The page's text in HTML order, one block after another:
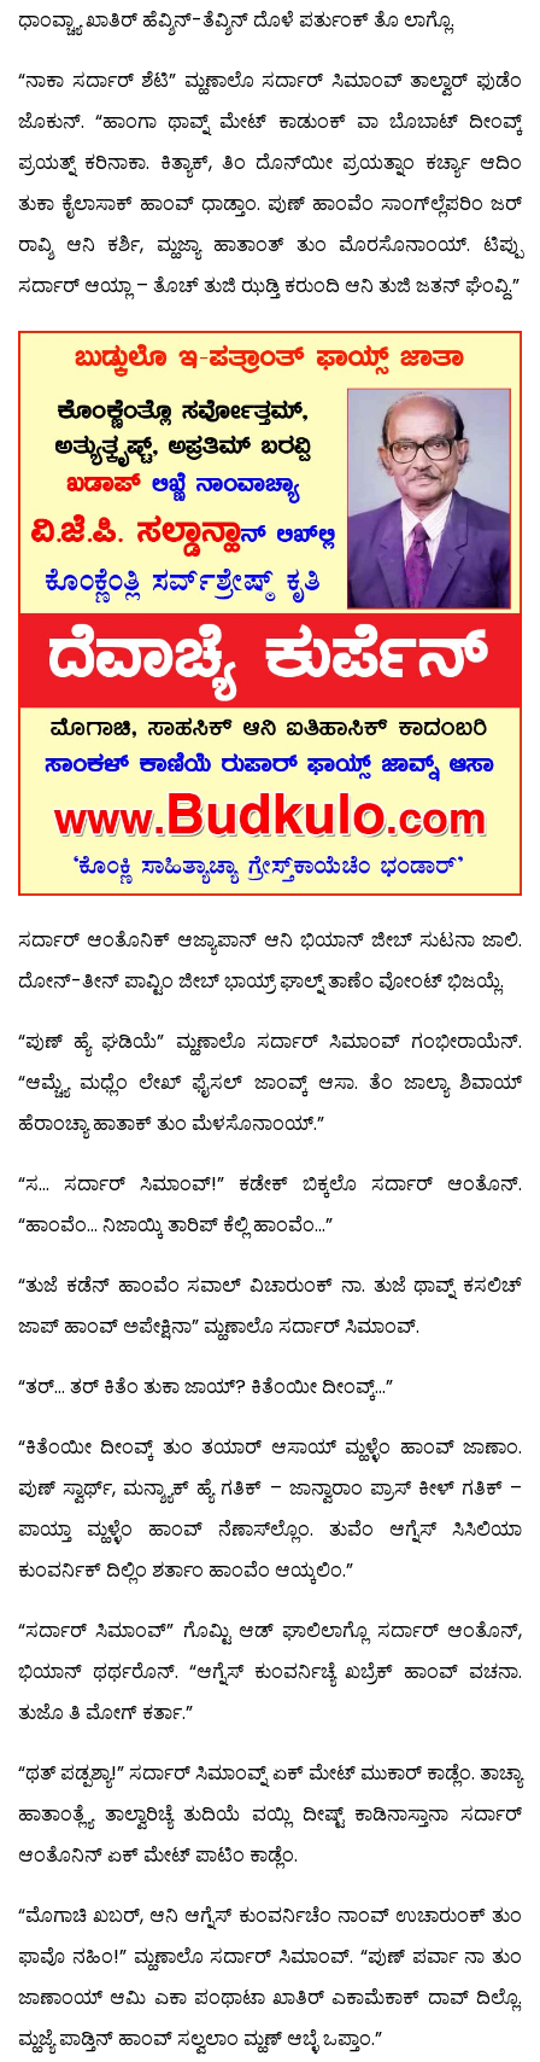
ಧಾಂವ್ಚ್ಯಾ ಖಾತಿರ್ ಹೆವ್ಶಿನ್-ತೆವ್ಶಿನ್ ದೊಳೆ ಪರ್ತುಂಕ್ ತೊ ಲಾಗ್ಲೊ.
“ನಾಕಾ ಸರ್ದಾರ್ ಶೆಟಿ” ಮ್ಹಣಾಲೊ ಸರ್ದಾರ್ ಸಿಮಾಂವ್ ತಾಲ್ವಾರ್ ಫುಡೆಂ
ಜೊಕುನ್. “ಹಾಂಗಾ ಥಾವ್ನ್ ಮೇಟ್ ಕಾಡುಂಕ್ ವಾ ಬೊಬಾಟ್ ದೀಂವ್ಕ್
ಪ್ರಯತ್ನ್ ಕರಿನಾಕಾ. ಕಿತ್ಯಾಕ್, ತಿಂ ದೊನ್‍ಯೀ ಪ್ರಯತ್ನಾಂ ಕರ್ಚ್ಯಾ ಆದಿಂ
ತುಕಾ ಕೈಲಾಸಾಕ್ ಹಾಂವ್ ಧಾಡ್ತಾಂ. ಪುಣ್ ಹಾಂವೆಂ ಸಾಂಗ್‍ಲ್ಲೆಪರಿಂ ಜರ್
ರಾವ್ಶಿ ಆನಿ ಕರ್ಶಿ, ಮ್ಹಜ್ಯಾ ಹಾತಾಂತ್ ತುಂ ಮೊರಸೊನಾಂಯ್. ಟಿಪ್ಪು
ಸರ್ದಾರ್ ಆಯ್ಲಾ – ತೊಚ್ ತುಜಿ ಝಡ್ತಿ ಕರುಂದಿ ಆನಿ ತುಜಿ ಜತನ್ ಘೆಂವ್ದಿ.”
ಸರ್ದಾರ್ ಆಂತೊನಿಕ್ ಆಜ್ಯಾಪಾನ್ ಆನಿ ಭಿಯಾನ್ ಜೀಬ್ ಸುಟನಾ ಜಾಲಿ.
ದೋನ್-ತೀನ್ ಪಾವ್ಟಿಂ ಜೀಬ್ ಭಾಯ್ರ್ ಘಾಲ್ನ್ ತಾಣೆಂ ವೋಂಟ್ ಭಿಜಯ್ಲೆ.
“ಪುಣ್ ಹ್ಯೆ ಘಡಿಯೆ” ಮ್ಹಣಾಲೊ ಸರ್ದಾರ್ ಸಿಮಾಂವ್ ಗಂಭೀರಾಯೆನ್.
“ಆಮ್ಚ್ಯೆ ಮಧ್ಲೆಂ ಲೇಖ್ ಫೈಸಲ್ ಜಾಂವ್ಕ್ ಆಸಾ. ತೆಂ ಜಾಲ್ಯಾ ಶಿವಾಯ್
ಹೆರಾಂಚ್ಯಾ ಹಾತಾಕ್ ತುಂ ಮೆಳಸೊನಾಂಯ್.”
“ಸ… ಸರ್ದಾರ್ ಸಿಮಾಂವ್!” ಕಡೇಕ್ ಬಿಕ್ಕಲೊ ಸರ್ದಾರ್ ಆಂತೊನ್.
“ಹಾಂವೆಂ… ನಿಜಾಯ್ಕಿ ತಾರಿಪ್ ಕೆಲ್ಲಿ ಹಾಂವೆಂ…”
“ತುಜೆ ಕಡೆನ್ ಹಾಂವೆಂ ಸವಾಲ್ ವಿಚಾರುಂಕ್ ನಾ. ತುಜೆ ಥಾವ್ನ್ ಕಸಲಿಚ್
ಜಾಪ್ ಹಾಂವ್ ಅಪೇಕ್ಷಿನಾ” ಮ್ಹಣಾಲೊ ಸರ್ದಾರ್ ಸಿಮಾಂವ್.
“ತರ್… ತರ್ ಕಿತೆಂ ತುಕಾ ಜಾಯ್? ಕಿತೆಂಯೀ ದೀಂವ್ಕ್…”
“ಕಿತೆಂಯೀ ದೀಂವ್ಕ್ ತುಂ ತಯಾರ್ ಆಸಾಯ್ ಮ್ಹಳ್ಳೆಂ ಹಾಂವ್ ಜಾಣಾಂ.
ಪುಣ್ ಸ್ವಾರ್ಥ್, ಮನ್ಶ್ಯಾಕ್ ಹ್ಯೆ ಗತಿಕ್ – ಜಾನ್ವಾರಾಂ ಪ್ರಾಸ್ ಕೀಳ್ ಗತಿಕ್ –
ಪಾಯ್ತಾ ಮ್ಹಳ್ಳೆಂ ಹಾಂವ್ ನೆಣಾಸ್‍ಲ್ಲೊಂ. ತುವೆಂ ಆಗ್ನೆಸ್ ಸಿಸಿಲಿಯಾ
ಕುಂವರ್ನಿಕ್ ದಿಲ್ಲಿಂ ಶರ್ತಾಂ ಹಾಂವೆಂ ಆಯ್ಕಲಿಂ.”
“ಸರ್ದಾರ್ ಸಿಮಾಂವ್” ಗೊಮ್ಟಿ ಆಡ್ ಘಾಲಿಲಾಗ್ಲೊ ಸರ್ದಾರ್ ಆಂತೊನ್,
ಭಿಯಾನ್ ಥರ್ಥರೊನ್. “ಆಗ್ನೆಸ್ ಕುಂವರ್ನಿಚ್ಯೆ ಖಬ್ರೆಕ್ ಹಾಂವ್ ವಚನಾ.
ತುಜೊ ತಿ ಮೋಗ್ ಕರ್ತಾ.”
“ಥತ್ ಪಡ್ಪಶ್ಯಾ!” ಸರ್ದಾರ್ ಸಿಮಾಂವ್ನ್ ಏಕ್ ಮೇಟ್ ಮುಕಾರ್ ಕಾಡ್ಲೆಂ. ತಾಚ್ಯಾ
ಹಾತಾಂತ್ಲ್ಯೆ ತಾಲ್ವಾರಿಚ್ಯೆ ತುದಿಯೆ ವಯ್ಲಿ ದೀಷ್ಟ್ ಕಾಡಿನಾಸ್ತಾನಾ ಸರ್ದಾರ್
ಆಂತೊನಿನ್ ಏಕ್ ಮೇಟ್ ಪಾಟಿಂ ಕಾಡ್ಲೆಂ.
“ಮೊಗಾಚಿ ಖಬರ್, ಆನಿ ಆಗ್ನೆಸ್ ಕುಂವರ್ನಿಚೆಂ ನಾಂವ್ ಉಚಾರುಂಕ್ ತುಂ
ಫಾವೊ ನಹಿಂ!” ಮ್ಹಣಾಲೊ ಸರ್ದಾರ್ ಸಿಮಾಂವ್. “ಪುಣ್ ಪರ್ವಾ ನಾ ತುಂ
ಜಾಣಾಂಯ್ ಆಮಿ ಎಕಾ ಪಂಥಾಟಾ ಖಾತಿರ್ ಎಕಾಮೆಕಾಕ್ ದಾವ್ ದಿಲ್ಲೊ.
ಮ್ಹಜ್ಯೆ ಪಾಡ್ತಿನ್ ಹಾಂವ್ ಸಲ್ವಲಾಂ ಮ್ಹಣ್ ಆಬ್ಳೆ ಒಪ್ತಾಂ.”